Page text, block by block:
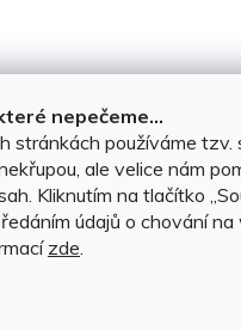
nepečeme...
stránkách používáme tzv.
ale velice nám
Kliknutím na tlačítko
údajů o chování
zde.